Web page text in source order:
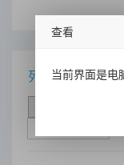
列表
查看
当前界面是电